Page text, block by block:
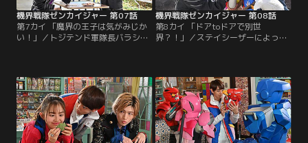
機界戦隊ゼンカイジャー 第07話
第7カイ 「魔界の王子は気がみじか
い！」／トジテンド軍隊長バラシタ
を受ける。ヒトかキカイかも分から
ぬ相手との戦いに惑うガオーン。思
わぬライバルの出現、仲間の葛藤。
そのとき介人は何を想うのか--。そ
して現るレジェンド戦隊、レジェン
ドロボの数々！！
機界戦隊ゼンカイジャー 第08話
第8カイ 「ドアtoドアで別世
界？！」／ステイシーザーによって
攻撃の直前でその姿は消えていっ
た。地上では息子の戦場デビュー祝
いにと、バラシタラがドアワルドを
連れてやってくる。怪人の能力によ
って散り散りになってしまったゼン
カイジャー。戻ろうとドアを…。